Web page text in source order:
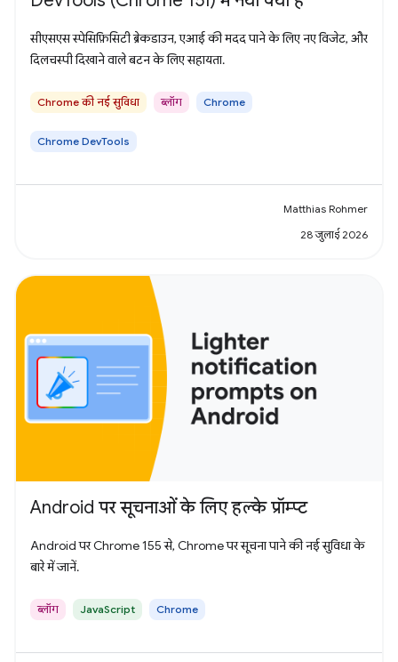
सीएसएस स्पेसिफ़िसिटी ब्रेकडाउन, एआई की मदद पाने के लिए नए विजेट, और
दिलचस्पी दिखाने वाले बटन के लिए सहायता.
Chrome की नई सुविधा ब्लॉग Chrome
Chrome DevTools
Matthias Rohmer
28 जुलाई 2026
Android पर सूचनाओं के लिए हल्के प्रॉम्प्ट
Android पर Chrome 155 से, Chrome पर सूचना पाने की नई सुविधा के
बारे में जानें.
ब्लॉग JavaScript Chrome